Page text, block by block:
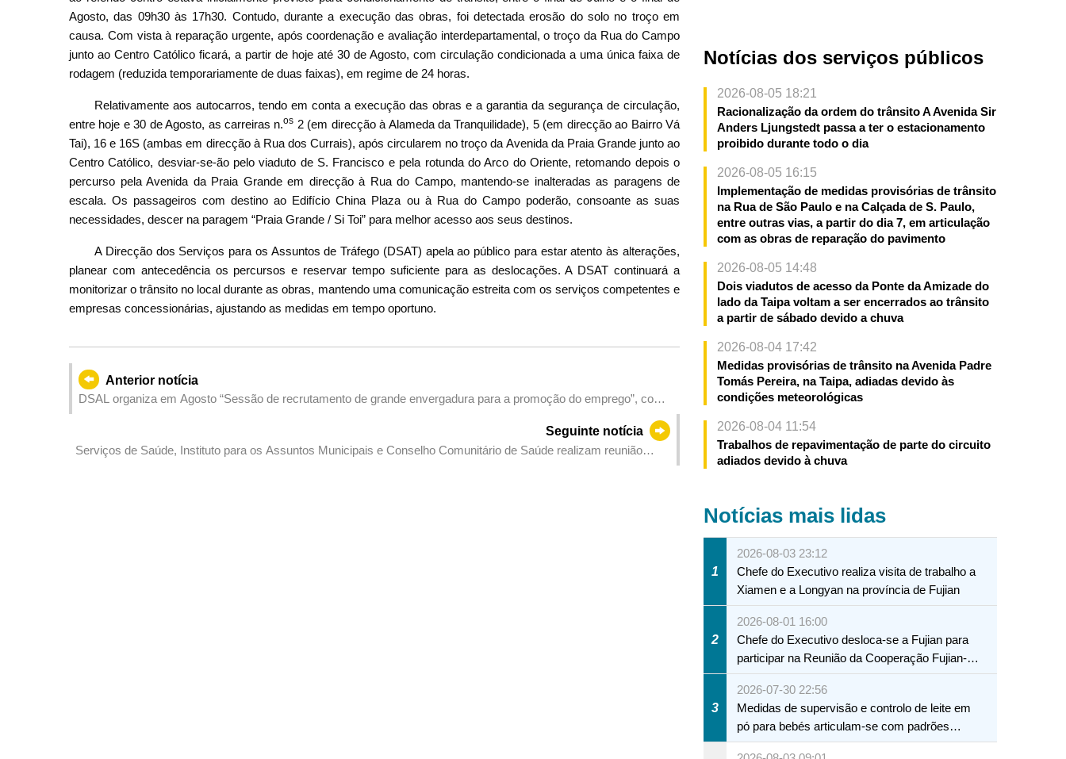
Agosto, das 09h30 às 17h30. Contudo, durante a execução das obras, foi detectada erosão do solo no troço em
causa. Com vista à reparação urgente, após coordenação e avaliação interdepartamental, o troço da Rua do Campo
junto ao Centro Católico ficará, a partir de hoje até 30 de Agosto, com circulação condicionada a uma única faixa de
rodagem (reduzida temporariamente de duas faixas), em regime de 24 horas.
Relativamente aos autocarros, tendo em conta a execução das obras e a garantia da segurança de circulação,
entre hoje e 30 de Agosto, as carreiras n.os 2 (em direcção à Alameda da Tranquilidade), 5 (em direcção ao Bairro Vá
Tai), 16 e 16S (ambas em direcção à Rua dos Currais), após circularem no troço da Avenida da Praia Grande junto ao
Centro Católico, desviar-se-ão pelo viaduto de S. Francisco e pela rotunda do Arco do Oriente, retomando depois o
percurso pela Avenida da Praia Grande em direcção à Rua do Campo, mantendo-se inalteradas as paragens de
escala. Os passageiros com destino ao Edifício China Plaza ou à Rua do Campo poderão, consoante as suas
necessidades, descer na paragem “Praia Grande / Si Toi” para melhor acesso aos seus destinos.
A Direcção dos Serviços para os Assuntos de Tráfego (DSAT) apela ao público para estar atento às alterações,
planear com antecedência os percursos e reservar tempo suficiente para as deslocações. A DSAT continuará a
monitorizar o trânsito no local durante as obras, mantendo uma comunicação estreita com os serviços competentes e
empresas concessionárias, ajustando as medidas em tempo oportuno.
Anterior notícia
DSAL organiza em Agosto “Sessão de recrutamento de grande envergadura para a promoção do emprego”, com
Seguinte notícia
Serviços de Saúde, Instituto para os Assuntos Municipais e Conselho Comunitário de Saúde realizam reunião
Notícias dos serviços públicos
2026-08-05 18:21
Racionalização da ordem do trânsito A Avenida Sir
Anders Ljungstedt passa a ter o estacionamento
proibido durante todo o dia
2026-08-05 16:15
Implementação de medidas provisórias de trânsito
na Rua de São Paulo e na Calçada de S. Paulo,
entre outras vias, a partir do dia 7, em articulação
com as obras de reparação do pavimento
2026-08-05 14:48
Dois viadutos de acesso da Ponte da Amizade do
lado da Taipa voltam a ser encerrados ao trânsito
a partir de sábado devido a chuva
2026-08-04 17:42
Medidas provisórias de trânsito na Avenida Padre
Tomás Pereira, na Taipa, adiadas devido às
condições meteorológicas
2026-08-04 11:54
Trabalhos de repavimentação de parte do circuito
adiados devido à chuva
Notícias mais lidas
1
2026-08-03 23:12
Chefe do Executivo realiza visita de trabalho a
Xiamen e a Longyan na província de Fujian
2
2026-08-01 16:00
Chefe do Executivo desloca-se a Fujian para
participar na Reunião da Cooperação Fujian-
Macau
3
2026-07-30 22:56
Medidas de supervisão e controlo de leite em
pó para bebés articulam-se com padrões
internacionais Serviços interdepartamentais